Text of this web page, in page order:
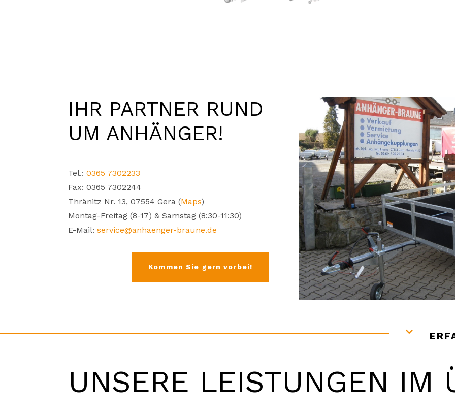
IHR PARTNER RUND
UM ANHÄNGER!
Tel.:0365 7302233
Fax: 0365 7302244
Thränitz Nr. 13, 07554 Gera (Maps)
Montag-Freitag (8-17) & Samstag (8:30-11:30)
E-Mail:service@anhaenger-braune.de
Kommen Sie gern vorbei!

UNSERE LEISTUNGEN IM